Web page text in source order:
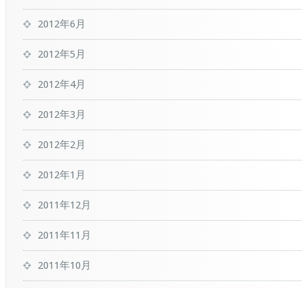
2012年6月
2012年5月
2012年4月
2012年3月
2012年2月
2012年1月
2011年12月
2011年11月
2011年10月